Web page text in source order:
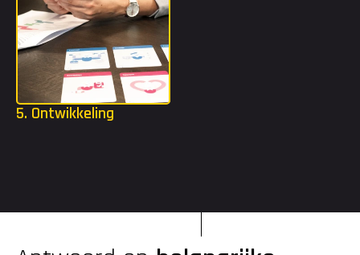
5. Ontwikkeling